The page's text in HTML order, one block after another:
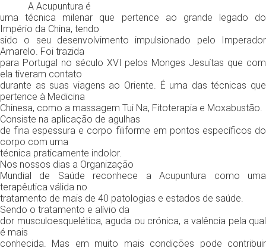
A Acupuntura é
uma técnica milenar que pertence ao grande legado do
Império da China, tendo
sido o seu desenvolvimento impulsionado pelo Imperador
Amarelo. Foi trazida
para Portugal no século XVI pelos Monges Jesuítas que com
ela tiveram contato
durante as suas viagens ao Oriente. É uma das técnicas que
pertence à Medicina
Chinesa, como a massagem Tui Na, Fitoterapia e Moxabustão.
Consiste na aplicação de agulhas
de fina espessura e corpo filiforme em pontos específicos do
corpo com uma
técnica praticamente indolor.
Nos nossos dias a Organização
Mundial de Saúde reconhece a Acupuntura como uma
terapêutica válida no
tratamento de mais de 40 patologias e estados de saúde.
Sendo o tratamento e alívio da
dor musculoesquelética, aguda ou crónica, a valência pela qual
é mais
conhecida. Mas em muito mais condições pode contribuir